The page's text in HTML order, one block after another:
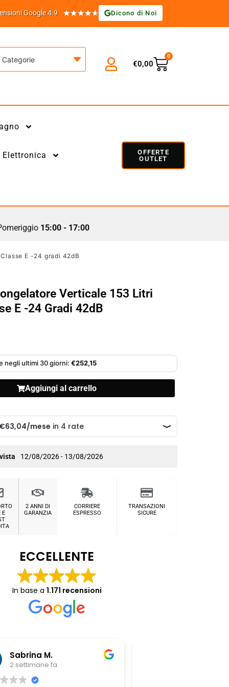
Google 4.9 ★★★★★ Dicono di Noi
Categorie €0,00
0
Elettronica
OFFERTE
OUTLET
15:00 - 17:00
E -24 gradi 42dB
Verticale 153 Litri
E -24 Gradi 42dB
negli ultimi 30 giorni: €252,15
Aggiungi al carrello
12/08/2026 - 13/08/2026
E
2 ANNI DI
GARANZIA
CORRIERE
ESPRESSO
TRANSAZIONI
SICURE
ECCELLENTE
In base a 1.171 recensioni
Chiara Riitano
3 settimane fa